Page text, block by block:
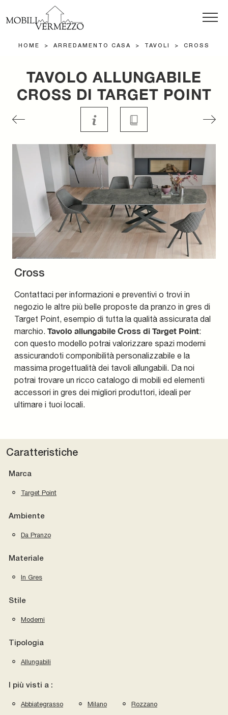
HOME > ARREDAMENTO CASA > TAVOLI > CROSS
TAVOLO ALLUNGABILE
CROSS DI TARGET POINT
Cross
Contattaci per informazioni e preventivi o trovi in
negozio le altre più belle proposte da pranzo in gres di
Target Point, esempio di tutta la qualità assicurata dal
marchio. Tavolo allungabile Cross di Target Point:
con questo modello potrai valorizzare spazi moderni
assicurandoti componibilità personalizzabile e la
massima progettualità dei tavoli allungabili. Da noi
potrai trovare un ricco catalogo di mobili ed elementi
accessori in gres dei migliori produttori, ideali per
ultimare i tuoi locali.
Caratteristiche
Marca
Target Point
Ambiente
Da Pranzo
Materiale
In Gres
Stile
Moderni
Tipologia
Allungabili
I più visti a :
Abbiategrasso Milano Rozzano